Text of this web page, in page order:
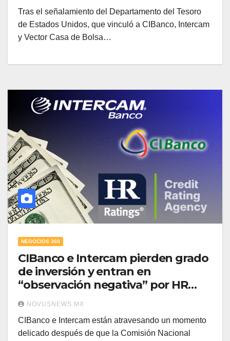
Tras el señalamiento del Departamento del Tesoro
de Estados Unidos, que vinculó a CIBanco, Intercam
y Vector Casa de Bolsa…
NEGOCIOS 360
CIBanco e Intercam pierden grado
de inversión y entran en
“observación negativa” por HR
Ratings
NOVUSNEWS.MX
CIBanco e Intercam están atravesando un momento
delicado después de que la Comisión Nacional